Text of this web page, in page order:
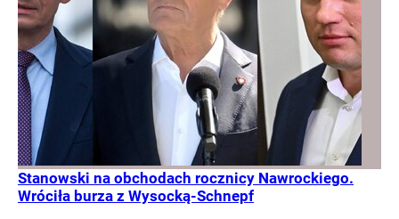
Stanowski na obchodach rocznicy Nawrockiego.
Wróciła burza z Wysocką-Schnepf